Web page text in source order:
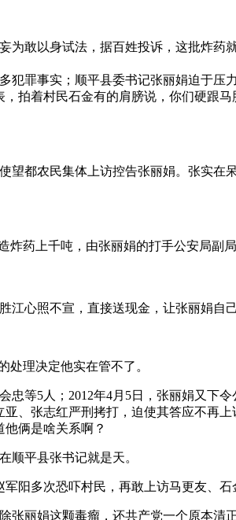
敢以身试法，据百姓投诉，这批炸药
犯罪事实；顺平县委书记张丽娟迫于压
拍着村民石金有的肩膀说，你们硬跟
望都农民集体上访控告张丽娟。张实在
药上千吨，由张丽娟的打手公安局副
心照不宣，直接送现金，让张丽娟自
处理决定他实在管不了。
等5人；2012年4月5日，张丽娟又下
、张志红严刑拷打，迫使其答应不再
俩是啥关系啊？
顺平县张书记就是天。
阳多次恐吓村民，再敢上访马更友、石
丽娟这颗毒瘤，还共产党一个原本清